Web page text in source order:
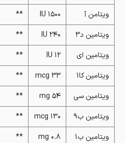
ویتامن آ
1500 IU
**
ویتامین د3
240 IU
**
ویتامین ای
12 IU
**
ویتامین کا1
33 mcg
**
ویتامین سی
54 mg
**
ویتامین ب9
130 mcg
**
ویتامین ب1
0.8 mg
**